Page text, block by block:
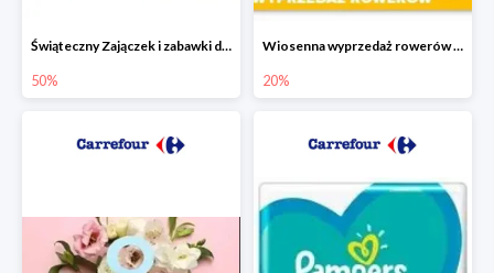
Świąteczny Zajączek i zabawki do -50% mniej
50%
Wiosenna wyprzedaż rowerów w Carrefour do -20%
20%